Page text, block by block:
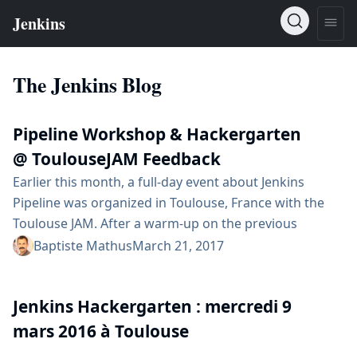
The Jenkins Blog
Pipeline Workshop & Hackergarten
@ ToulouseJAM Feedback
Earlier this month, a full-day event about Jenkins
Pipeline was organized in Toulouse, France with the
Toulouse JAM. After a warm-up on the previous
Tuesday where Michaël Pailloncy had given a talk at
:-). The agenda We had planned the day in two parts:
Morning would be a...
Baptiste MathusMarch 21, 2017
Jenkins Hackergarten : mercredi 9
mars 2016 à Toulouse